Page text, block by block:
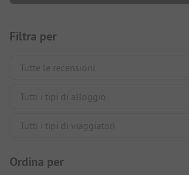
Filtra per
Ordina per